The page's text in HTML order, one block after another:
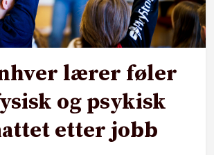
lærer føler
og psykisk
etter jobb